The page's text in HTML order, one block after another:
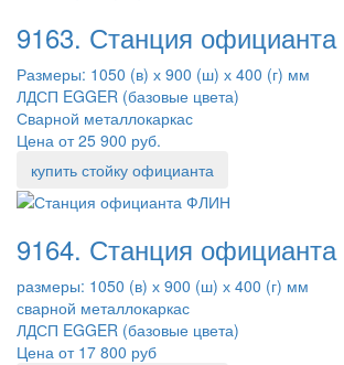
9163. Станция
Размеры: 1050 (в) х 900 (ш) х 400 (г) мм
ЛДСП EGGER (базовые цвета)
Сварной металлокаркас
Цена от 25 900 руб.
купить стойку официанта
9164. Станция
размеры: 1050 (в) х 900 (ш) х 400 (г) мм
сварной металлокаркас
ЛДСП EGGER (базовые цвета)
Цена от 17 800 руб